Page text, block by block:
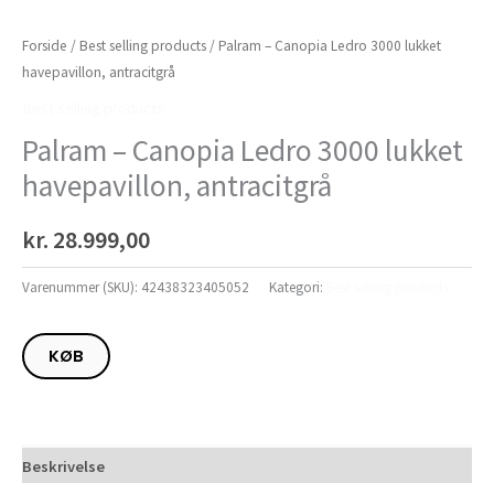
Forside / Best selling products / Palram – Canopia Ledro 3000 lukket
havepavillon, antracitgrå
Palram – Canopia Ledro 3000 lukket
havepavillon, antracitgrå
kr. 28.999,00
Varenummer (SKU): 42438323405052 Kategori:
KØB
Beskrivelse